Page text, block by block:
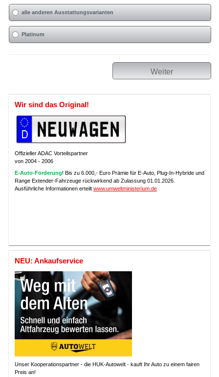
alle anderen Ausstattungsvarianten
Platinum
Weiter
Wir sind das Original!
Offizieller ADAC Vorteilspartner
von 2004 - 2006
E-Auto-Förderung! Bis zu 6.000,- Euro Prämie für E-Auto, Plug-In-Hybride und
Range Extender-Fahrzeuge rückwirkend ab Zulassung 01.01.2026.
Ausführliche Informationen erteilt www.umweltministerium.de
NEU: Ankaufservice
Unser Kooperationspartner - die HUK-Autowelt - kauft Ihr Auto zu einem fairen
Preis an!